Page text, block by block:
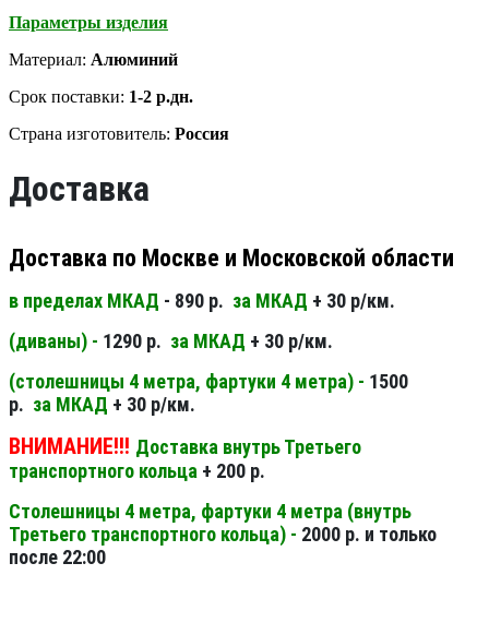
Параметры изделия
Материал: Алюминий
Срок поставки: 1-2 р.дн.
Страна изготовитель: Россия
Доставка
Доставка по Москве и Московской области
в пределах МКАД - 890 р. за МКАД + 30 р/км.
(диваны) - 1290 р. за МКАД + 30 р/км.
(столешницы 4 метра, фартуки 4 метра) - 1500
р. за МКАД + 30 р/км.
ВНИМАНИЕ!!! Доставка внутрь Третьего
транспортного кольца + 200 р.
Столешницы 4 метра, фартуки 4 метра (внутрь
Третьего транспортного кольца) - 2000 р. и только
после 22:00